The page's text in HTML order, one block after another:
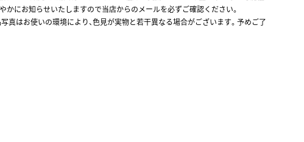
かにお知らせいたしますので当店からのメールを必ずご確認ください。
写真はお使いの環境により、色見が実物と若干異なる場合がございます。予めご了